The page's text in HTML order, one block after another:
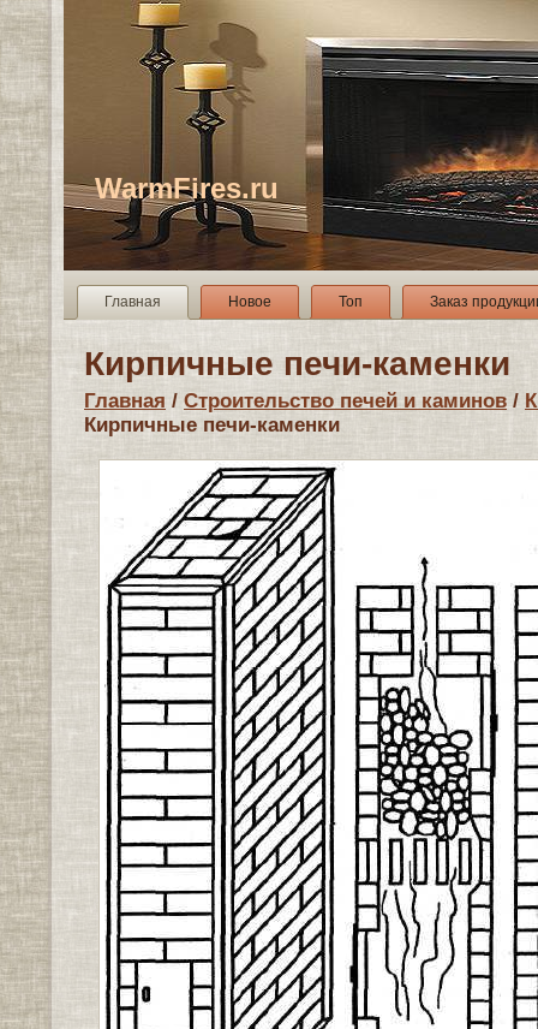
WarmFires.ru
Главная Новое Топ Заказ
Кирпичные печи-каменки
Главная / Строительство печей и каминов /
Кирпичные печи-каменки